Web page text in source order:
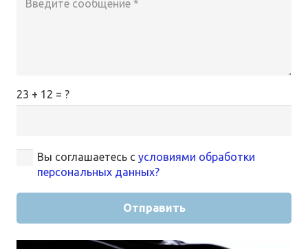
23 + 12 = ?
Вы соглашаетесь сусловиями обработки
персональных данных?
Отправить